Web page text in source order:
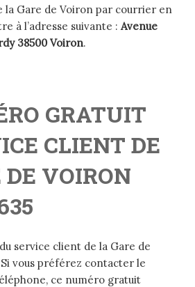
la Gare de Voiron par courrier en
à l’adresse suivante : Avenue
38500 Voiron.
GRATUIT
CLIENT DE
VOIRON
service client de la Gare de
vous préférez contacter le
ce numéro gratuit